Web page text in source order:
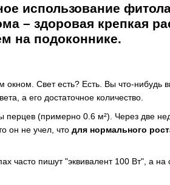
Свет есть? Есть. Вы что-нибудь
а его достаточное количество.
(примерно 0.6 м²). Через две
он не учел, что для нормального
часто пишут "эквивалент 100 Вт", а